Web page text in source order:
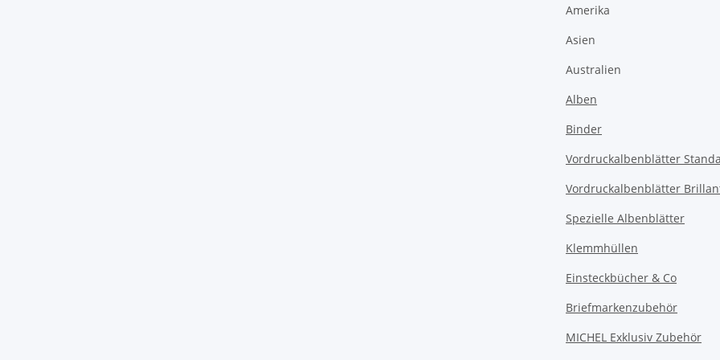
Amerika
Asien
Australien
Alben
Binder
Vordruckalbenblätter
Vordruckalbenblätter
Spezielle Albenblätter
Klemmhüllen
Einsteckbücher & Co
Briefmarkenzubehör
MICHEL Exklusiv Zubehör